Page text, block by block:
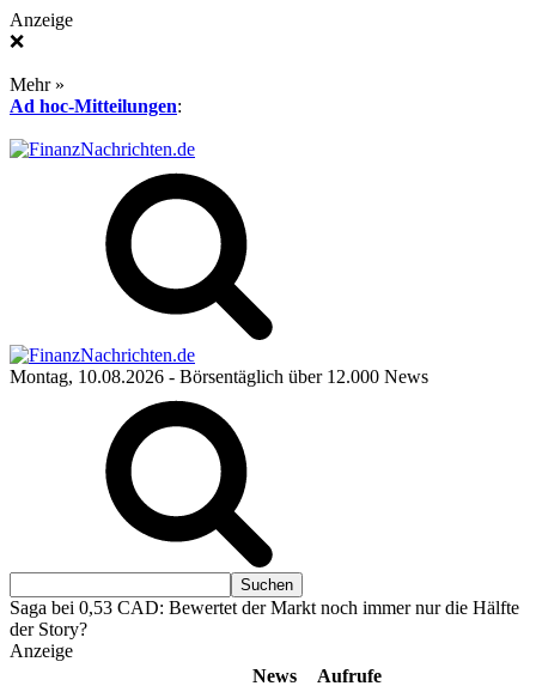
Anzeige
❌
Mehr »
Ad hoc-Mitteilungen:
Montag, 10.08.2026 - Börsentäglich über 12.000 News
Saga bei 0,53 CAD: Bewertet der Markt noch immer nur die Hälfte
der Story?
Anzeige
News
Aufrufe